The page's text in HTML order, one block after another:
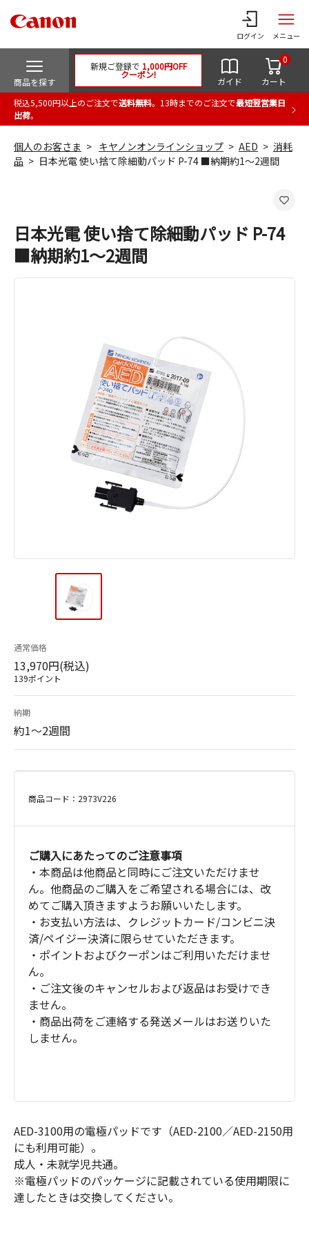
ログイン メニュー
商品を探す
新規ご登録で 1,000円OFF
クーポン!
ガイド カート
0
税込5,500円以上のご注文で送料無料。13時までのご注文で最短翌営業日
出荷。
個人のお客さま キヤノンオンラインショップ AED
消耗
品
日本光電 使い捨て除細動パッド P-74 ■納期約1～2週間
日本光電 使い捨て除細動パッド P-74
■納期約1～2週間
通常価格
13,970円(税込)
139ポイント
納期
約1～2週間
商品コード：2973V226
ご購入にあたってのご注意事項
・本商品は他商品と同時にご注文いただけませ
ん。他商品のご購入をご希望される場合には、改
めてご購入頂きますようお願いいたします。
・お支払い方法は、クレジットカード/コンビニ決
済/ペイジー決済に限らせていただきます。
・ポイントおよびクーポンはご利用いただけませ
ん。
・ご注文後のキャンセルおよび返品はお受けでき
ません。
・商品出荷をご連絡する発送メールはお送りいた
しません。
AED-3100用の電極パッドです（AED-2100／AED-2150用
にも利用可能）。
成人・未就学児共通。
※電極パッドのパッケージに記載されている使用期限に
達したときは交換してください。